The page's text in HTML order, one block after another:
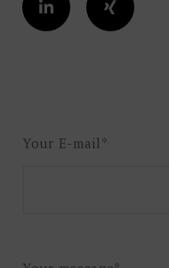
Your E-mail*